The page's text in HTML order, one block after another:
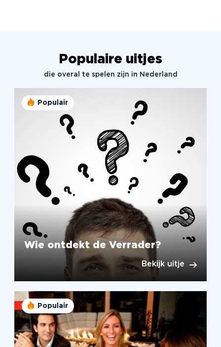
Populaire uitjes
die overal te spelen zijn in Nederland
Populair
Wie ontdekt de Verrader?
Bekijk uitje
Populair